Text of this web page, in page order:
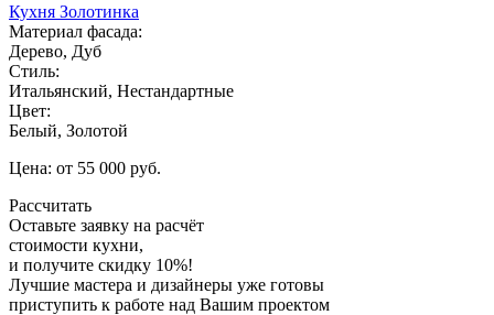
Кухня Золотинка
Материал фасада:
Дерево, Дуб
Стиль:
Итальянский, Нестандартные
Цвет:
Белый, Золотой
Цена: от 55 000 руб.
Рассчитать
Оставьте заявку на расчёт
стоимости кухни,
и получите скидку 10%!
Лучшие мастера и дизайнеры уже готовы
приступить к работе над Вашим проектом